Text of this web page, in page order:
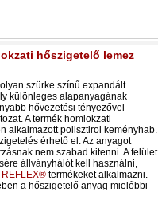
hőszigetelő lemez
szürke színű expandált
különleges alapanyagának
hővezetési tényezővel
A termék homlokzati
alkalmazott polisztirol keményhab.
érhető el. Az anyagot
nem szabad kitenni. A felület
állványhálót kell használni,
REFLEX®termékeket alkalmazni.
a hőszigetelő anyag mielőbbi